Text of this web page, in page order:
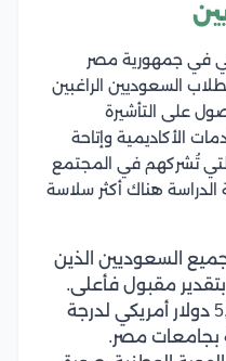
في جمهورية مصر
السعوديين الراغبين
على التأشيرة
الأكاديمية وإتاحة
التي تُشركهم في المجتمع
الدراسة هناك أكثر سلاسة
السعوديين الذين
بتقدير مقبول فأعلى.
تبلغ الرسوم الدراسية 5,500 دولار أمريكي لدرجة
بجامعات مصر.